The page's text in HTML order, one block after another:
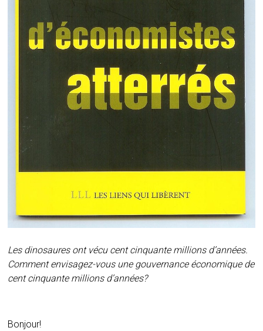
Les dinosaures ont vécu cent cinquante millions d’années.
Comment envisagez-vous une gouvernance économique de
cent cinquante millions d’années?
Bonjour!